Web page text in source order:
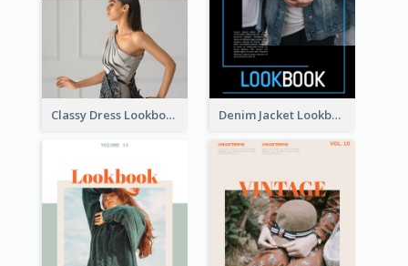
Classy Dress Lookbook Denim Jacket Lookbook